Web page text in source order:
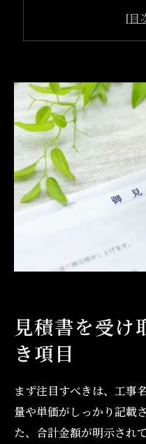
見積書に使われる
見積書を受け
き項目
まず注目すべきは、工事
量や単価がしっかり記載
た、合計金額が明示され